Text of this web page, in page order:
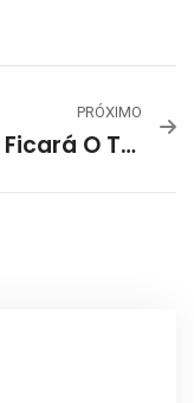
PRÓXIMO
Como Ficará O Trânsito Na Pampulha, Em BH, Durante Jogo Do Cruzeiro No Mineirão Em 25/11 Quinta-Feira?